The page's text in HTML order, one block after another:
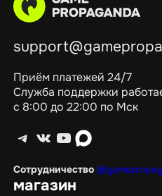
Приём платежей 24/7
Служба поддержки
с 8:00 до 22:00 по Мск
Telegram ВКонтакте YouTube max
Сотрудничество
магазин